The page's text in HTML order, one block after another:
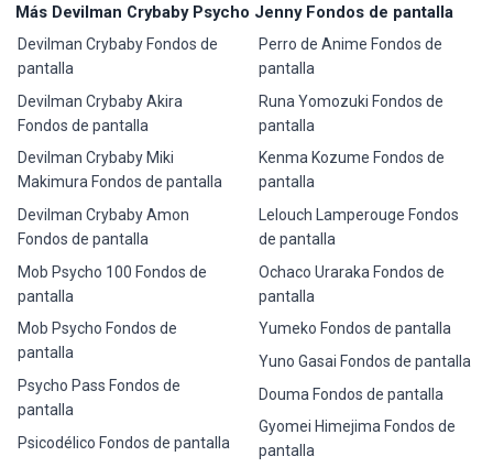
Más Devilman Crybaby Psycho Jenny Fondos de pantalla
Devilman Crybaby Fondos de
pantalla
Devilman Crybaby Akira
Fondos de pantalla
Devilman Crybaby Miki
Makimura Fondos de pantalla
Devilman Crybaby Amon
Fondos de pantalla
Mob Psycho 100 Fondos de
pantalla
Mob Psycho Fondos de
pantalla
Psycho Pass Fondos de
pantalla
Psicodélico Fondos de pantalla
Perro de Anime Fondos de
pantalla
Runa Yomozuki Fondos de
pantalla
Kenma Kozume Fondos de
pantalla
Lelouch Lamperouge Fondos
de pantalla
Ochaco Uraraka Fondos de
pantalla
Yumeko Fondos de pantalla
Yuno Gasai Fondos de pantalla
Douma Fondos de pantalla
Gyomei Himejima Fondos de
pantalla